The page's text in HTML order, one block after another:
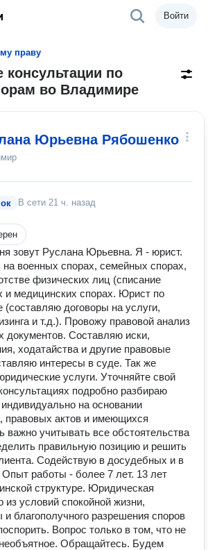
Войти
праву
по
во Владимире
Юрьевна Рябошенко
В сети 21 ч. назад
зовут Руслана Юрьевна. Я - юрист.
военных спорах, семейных спорах,
физических лиц (списание
и медицинских спорах. Юрист по
(составляю договоры на услуги,
и т.д.). Провожу правовой анализ
документов. Составляю иски,
ходатайства и другие правовые
интересы в суде. Так же
услуги. Уточняйте свой
подробно разбираю
на основании
правовых актов и имеющихся
важно учитывать все обстоятельства
правильную позицию и решить
Содействую в досудебных и в
работы - более 7 лет. 13 лет
структуре. Юридическая
из условий спокойной жизни,
благополучного разрешения споров
Вопрос только в том, что не
Обращайтесь. Будем